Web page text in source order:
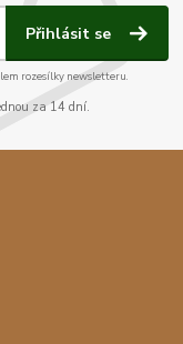
Přihlásit se
rozesílky newsletteru.
za 14 dní.